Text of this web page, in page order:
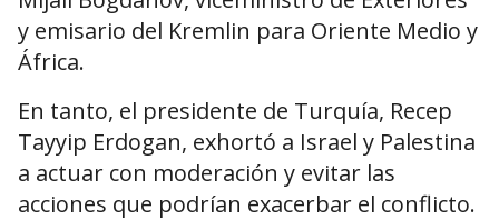
y emisario del Kremlin para Oriente Medio y
África.
En tanto, el presidente de Turquía, Recep
Tayyip Erdogan, exhortó a Israel y Palestina
a actuar con moderación y evitar las
acciones que podrían exacerbar el conflicto.